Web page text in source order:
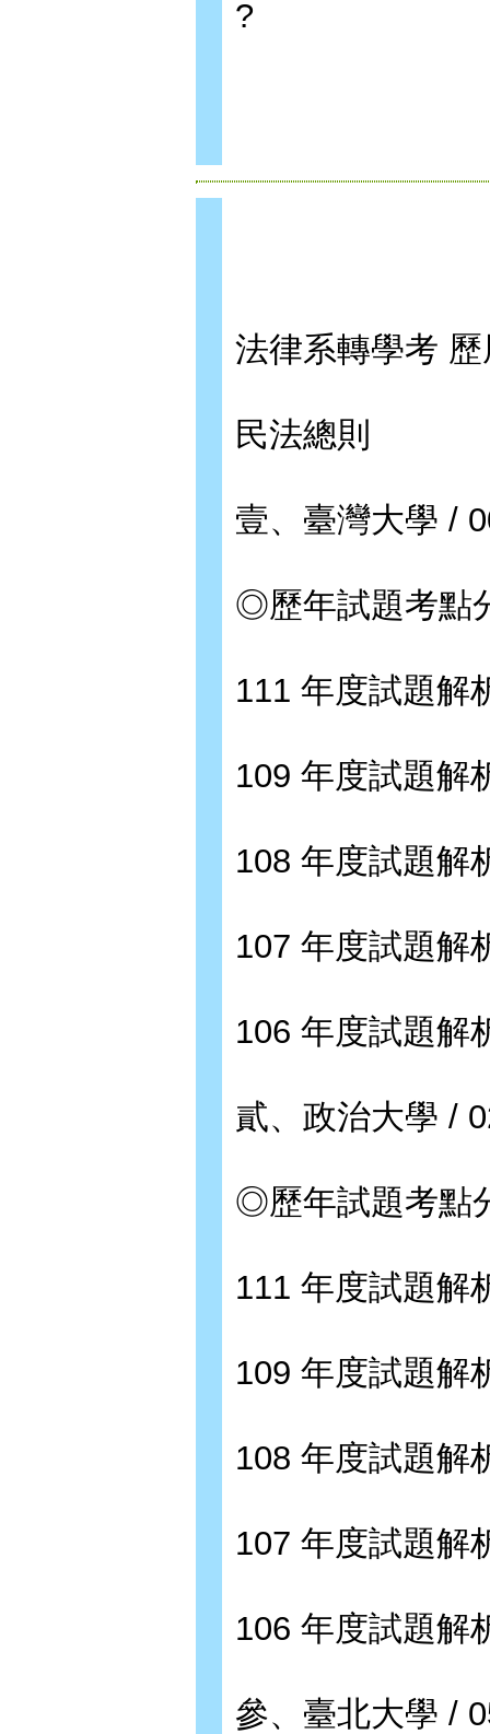
?
法律系轉學考
民法總則
壹、臺灣大學 /
◎歷年試題考點
111 年度試題解
109 年度試題解
108 年度試題解
107 年度試題解
106 年度試題解
貳、政治大學 /
◎歷年試題考點
111 年度試題解
109 年度試題解
108 年度試題解
107 年度試題解
106 年度試題解
參、臺北大學 /